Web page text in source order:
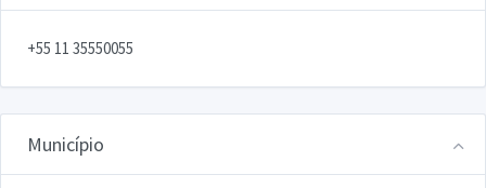
+55 11 35550055
Município